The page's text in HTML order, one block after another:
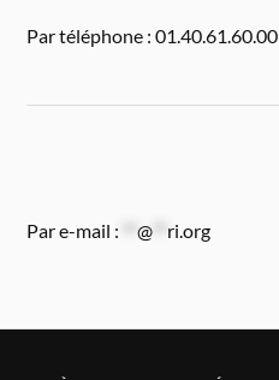
Par téléphone : 01.40.61.60.00
Par e-mail : **@ ri.org